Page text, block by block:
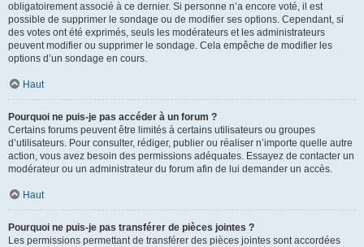
obligatoirement associé à ce dernier. Si personne n’a encore voté, il est
possible de supprimer le sondage ou de modifier ses options. Cependant, si
des votes ont été exprimés, seuls les modérateurs et les administrateurs
peuvent modifier ou supprimer le sondage. Cela empêche de modifier les
options d’un sondage en cours.
Haut
Pourquoi ne puis-je pas accéder à un forum ?
Certains forums peuvent être limités à certains utilisateurs ou groupes
d’utilisateurs. Pour consulter, rédiger, publier ou réaliser n’importe quelle autre
action, vous avez besoin des permissions adéquates. Essayez de contacter un
modérateur ou un administrateur du forum afin de lui demander un accès.
Haut
Pourquoi ne puis-je pas transférer de pièces jointes ?
Les permissions permettant de transférer des pièces jointes sont accordées